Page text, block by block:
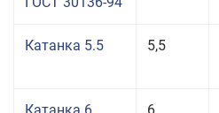
Катанка 5.5 5,5